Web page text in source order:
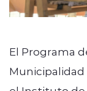
El Programa